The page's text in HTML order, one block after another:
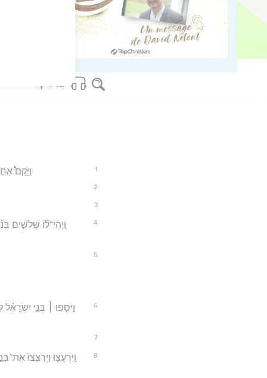
57
Bible Software - sblgnt.com
1 וַיָּקָם֩
2
3
4
וַֽיְהִי־ל֞וֹ שְׁלֹשִׁ֣ים
5
6
וַיֹּסִ֣פוּ ׀ בְּנֵ֣י
7
8
וַֽיִּרְעֲצ֤וּ וַיְרֹֽצְצוּ֙